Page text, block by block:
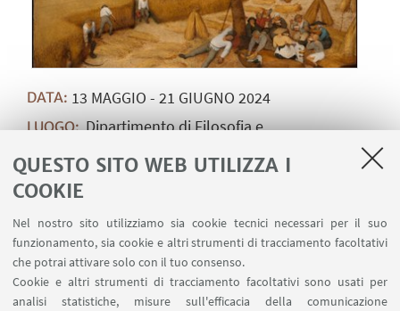
QUESTO SITO WEB UTILIZZA I
COOKIE
Nel nostro sito utilizziamo sia cookie tecnici necessari per il suo
funzionamento, sia cookie e altri strumenti di tracciamento facoltativi
che potrai attivare solo con il tuo consenso.
Cookie e altri strumenti di tracciamento facoltativi sono usati per
analisi statistiche, misure sull'efficacia della comunicazione
DATA: 13 MAGGIO - 21 GIUGNO2024
LUOGO:Dipartimento di Filosofia e
Comunicazione, Alma mater studiorum, Università
di Bologna, via Zamboni, 38, 40126 Bologna -
Evento in presenza e online
TIPO:BIP_2023
IL PROGETTO